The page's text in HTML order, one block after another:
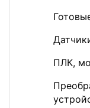
ПЛК,